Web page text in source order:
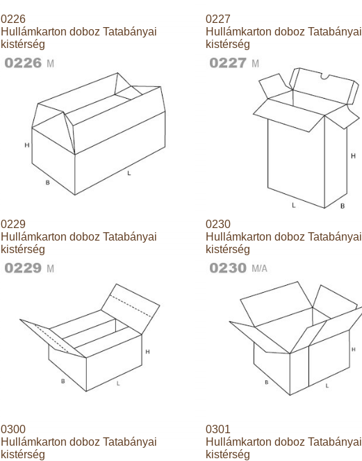
0226
Hullámkarton doboz Tatabányai
kistérség
0227
Hullámkarton doboz Tatabányai
kistérség
0229
Hullámkarton doboz Tatabányai
kistérség
0230
Hullámkarton doboz Tatabányai
kistérség
0300
Hullámkarton doboz Tatabányai
kistérség
0301
Hullámkarton doboz Tatabányai
kistérség